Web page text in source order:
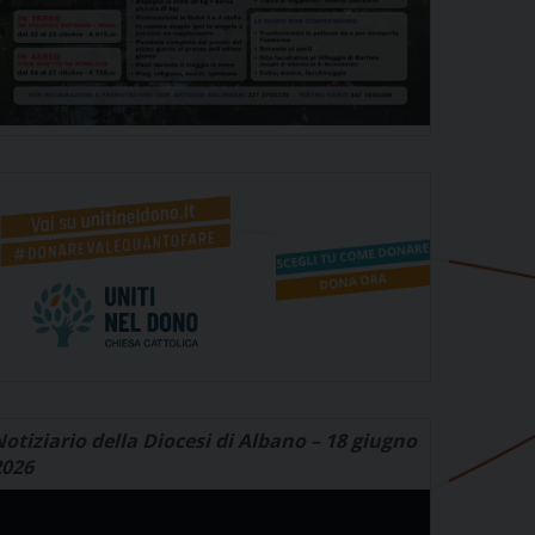
della Diocesi di Albano – 18 giugno